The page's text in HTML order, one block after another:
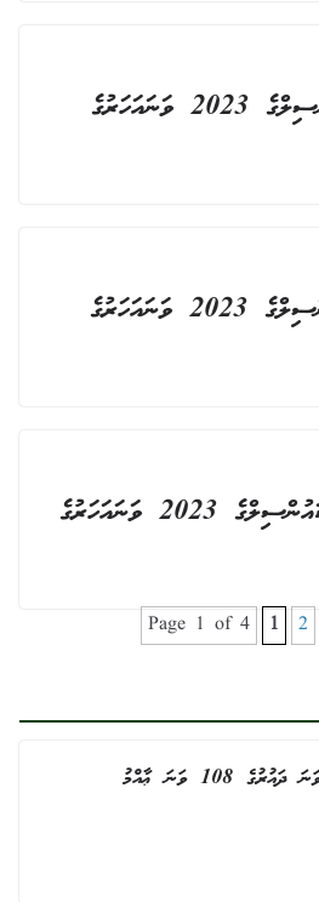
މުލަކަތޮޅު މުލަކު ކައުންސިލްގެ 2023 ވަނައަހަރުގެ
މުލަކަތޮޅު ވޭވަށު ކައުންސިލްގެ 2023 ވަނައަހަރުގެ
މުލަކަތޮޅު ރަތްމަންދޫ ކައުންސިލްގެ 2023 ވަނައަހަރުގެ
Page 1 of 4 1 2
މ. އަތޮޅު ކައުންސިލްގެ 4 ވަނަ ދައުރުގެ 108 ވަނަ ޢާއްމު